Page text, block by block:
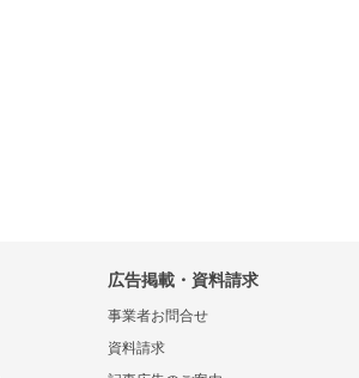
広告掲載・資料請求
事業者お問合せ
資料請求